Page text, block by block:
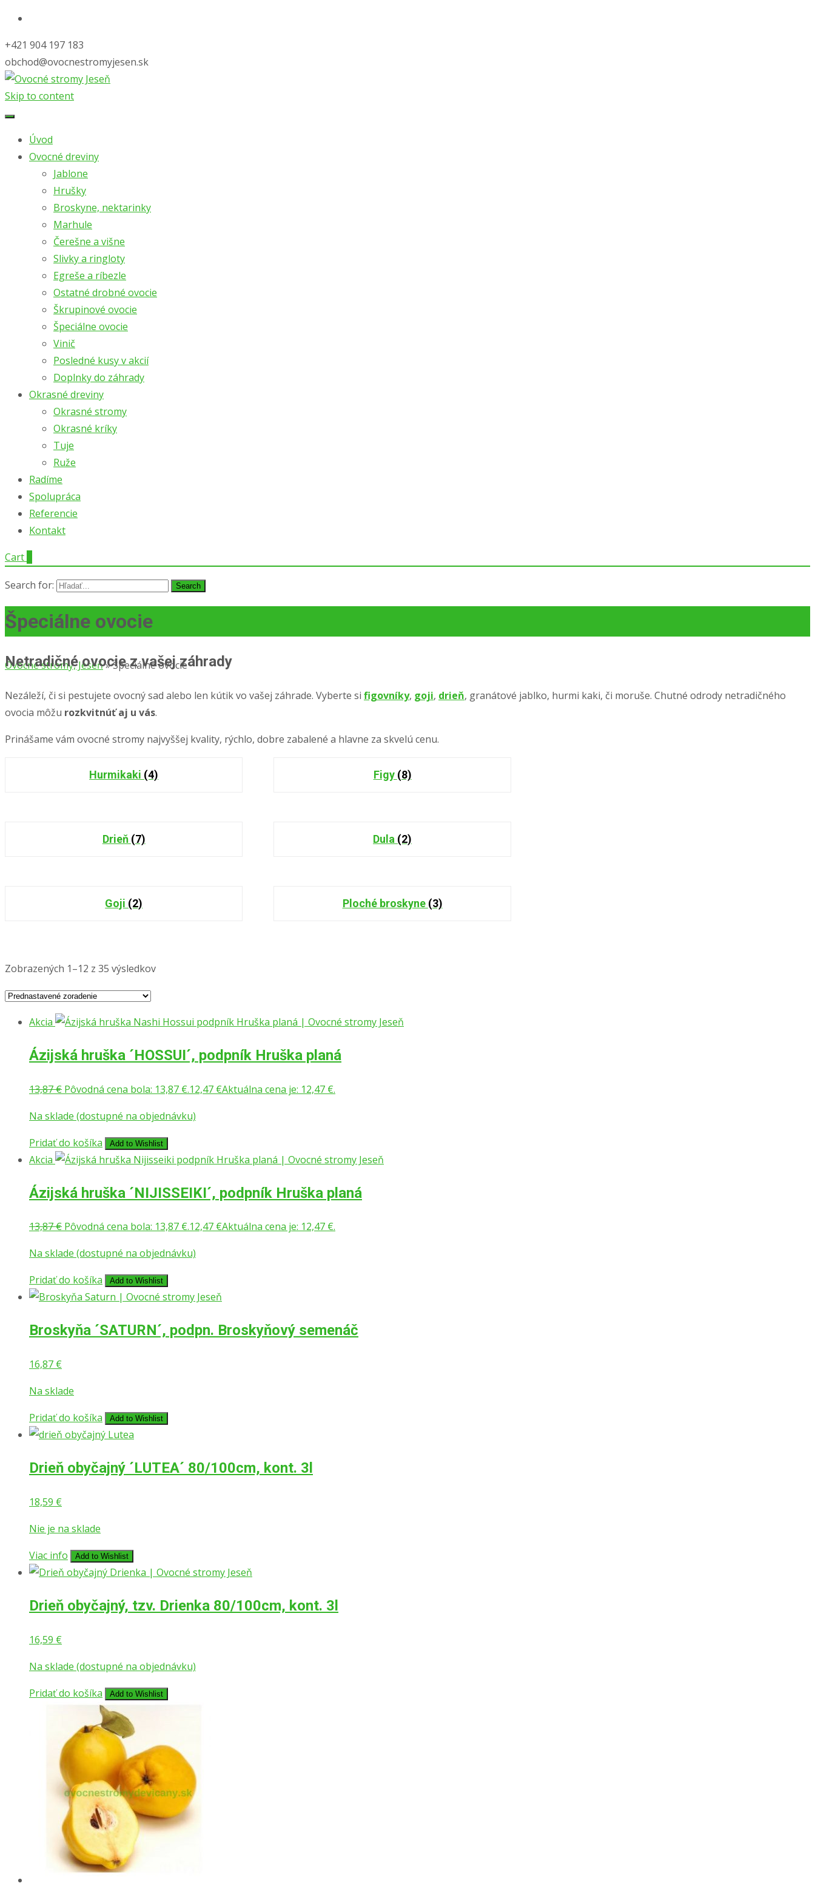
+421 904 197 183
obchod@ovocnestromyjesen.sk
Skip to content
Úvod
Ovocné dreviny
Jablone
Hrušky
Broskyne, nektarinky
Marhule
Čerešne a višne
Slivky a ringloty
Egreše a ríbezle
Ostatné drobné ovocie
Škrupinové ovocie
Špeciálne ovocie
Vinič
Posledné kusy v akcií
Doplnky do záhrady
Okrasné dreviny
Okrasné stromy
Okrasné kríky
Tuje
Ruže
Radíme
Spolupráca
Referencie
Kontakt
Cart
Search for:
Špeciálne ovocie
Ovocné stromy, Jeseň»Špeciálne ovocie
Netradičné ovocie z vašej záhrady
Nezáleží, či si pestujete ovocný sad alebo len kútik vo vašej záhrade. Vyberte si figovníky, goji, drieň, granátové jablko, hurmi kaki, či moruše. Chutné odrody netradičného
ovocia môžu rozkvitnúť aj u vás.
Prinášame vám ovocné stromy najvyššej kvality, rýchlo, dobre zabalené a hlavne za skvelú cenu.
Hurmikaki (4) Figy (8)
Drieň (7) Dula (2)
Goji (2) Ploché broskyne (3)
Zobrazených 1–12 z 35 výsledkov
Akcia
Ázijská hruška ´HOSSUI´, podpník Hruška planá
13,87€ Pôvodná cena bola: 13,87 €.12,47 €Aktuálna cena je: 12,47 €.
Na sklade (dostupné na objednávku)
Pridať do košíka
Add to Wishlist
Akcia
Ázijská hruška ´NIJISSEIKI´, podpník Hruška planá
13,87€ Pôvodná cena bola: 13,87 €.12,47 €Aktuálna cena je: 12,47 €.
Na sklade (dostupné na objednávku)
Pridať do košíka
Add to Wishlist
Broskyňa ´SATURN´, podpn. Broskyňový semenáč
16,87 €
Na sklade
Pridať do košíka
Add to Wishlist
Drieň obyčajný ´LUTEA´ 80/100cm, kont. 3l
18,59 €
Nie je na sklade
Viac info
Add to Wishlist
Drieň obyčajný, tzv. Drienka 80/100cm, kont. 3l
16,59 €
Na sklade (dostupné na objednávku)
Pridať do košíka
Add to Wishlist